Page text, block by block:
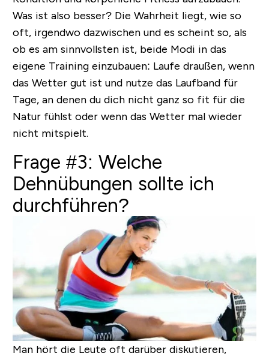
Was ist also besser?Die Wahrheit liegt, wie so
oft, irgendwo dazwischen und es scheint so, als
ob es am sinnvollsten ist, beide Modi in das
eigene Training einzubauen: Laufe draußen, wenn
das Wetter gut ist und nutze das Laufband für
Tage, an denen du dich nicht ganz so fit für die
Natur fühlst oder wenn das Wetter mal wieder
nicht mitspielt.
Frage #3: Welche
Dehnübungen sollte ich
durchführen?
Man hört die Leute oft darüber diskutieren,